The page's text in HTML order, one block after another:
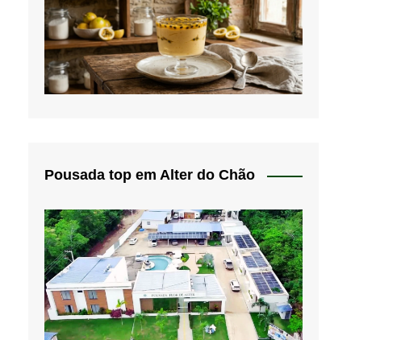
Pousada top em Alter do Chão